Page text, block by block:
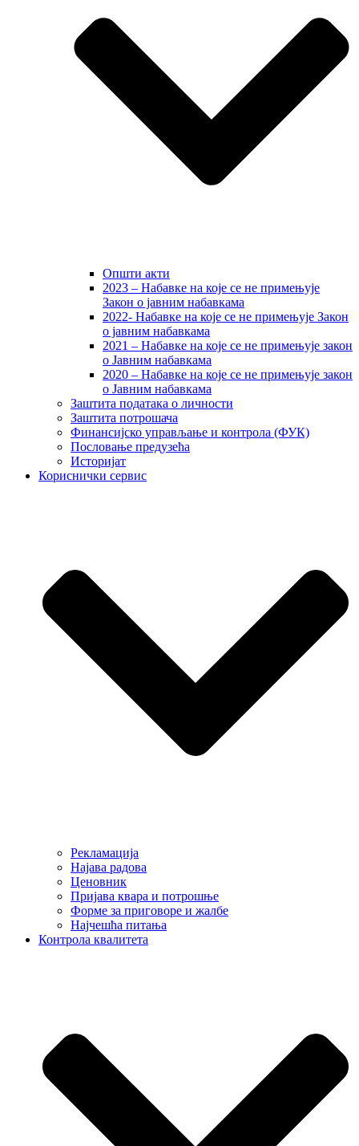
Општи акти
2023 – Набавке на које се не примењује
Закон о јавним набавкама
2022- Набавке на које се не примењује Закон
о јавним набавкама
2021 – Набавке на које се не примењује закон
о Јавним набавкама
2020 – Набавке на које се не примењује закон
о Јавним набавкама
Заштита података о личности
Заштита потрошача
Финансијско управљање и контрола (ФУК)
Пословање предузећа
Историјат
Кориснички сервис
Рекламација
Најава радова
Ценовник
Пријава квара и потрошње
Форме за приговоре и жалбе
Најчешћа питања
Контрола квалитета